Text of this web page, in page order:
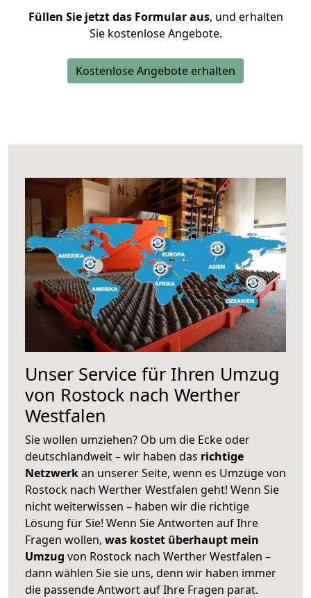
Füllen Sie jetzt das Formular aus, und erhalten
Sie kostenlose Angebote.
Kostenlose Angebote erhalten
Unser Service für Ihren Umzug
von Rostock nach Werther
Westfalen
Sie wollen umziehen? Ob um die Ecke oder
deutschlandweit – wir haben das richtige
Netzwerkan unserer Seite, wenn es Umzüge von
Rostock nach Werther Westfalen geht! Wenn Sie
nicht weiterwissen – haben wir die richtige
Lösung für Sie! Wenn Sie Antworten auf Ihre
Fragen wollen, was kostet überhaupt mein
Umzug von Rostock nach Werther Westfalen –
dann wählen Sie sie uns, denn wir haben immer
die passende Antwort auf Ihre Fragen parat.